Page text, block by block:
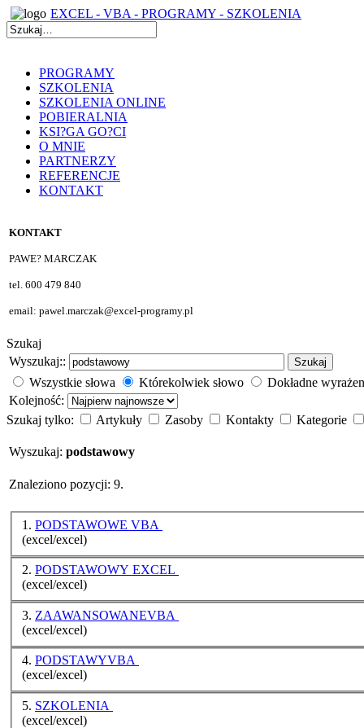
EXCEL - VBA - PROGRAMY - SZKOLENIA
PROGRAMY
SZKOLENIA
SZKOLENIA ONLINE
POBIERALNIA
KSI?GA GO?CI
O MNIE
PARTNERZY
REFERENCJE
KONTAKT
KONTAKT
PAWE? MARCZAK
tel. 600 479 840
email: pawel.marczak@excel-programy.pl
Szukaj
Wyszukaj::
Szukaj
Wszystkie słowa Którekolwiek słowo
Dokładne
Kolejność:
Szukaj tylko:
Artykuły Zasoby Kontakty Kategorie
Wyszukaj: podstawowy
Znaleziono pozycji: 9.
1. PODSTAWOWE VBA
(excel/excel)
2. PODSTAWOWY EXCEL
(excel/excel)
3. ZAAWANSOWANEVBA
(excel/excel)
4. PODSTAWYVBA
(excel/excel)
5. SZKOLENIA
(excel/excel)